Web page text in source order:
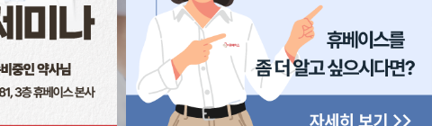
앞선 ―――